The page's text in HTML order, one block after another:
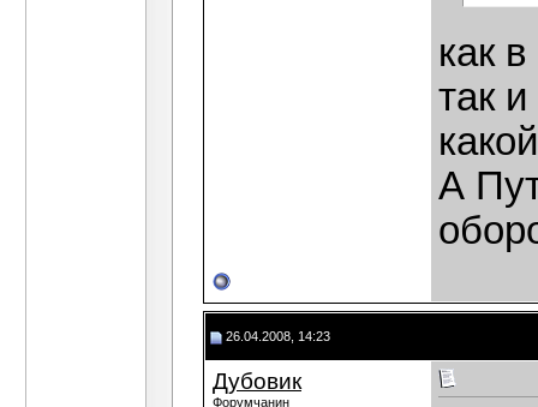
как
так
А
26.04.2008, 14:23
Дубовик
Форумчанин